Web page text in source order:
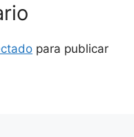
para publicar